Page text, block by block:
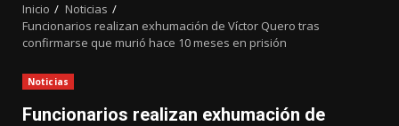
Inicio
Noticias
Funcionarios realizan exhumación de Víctor Quero tras
confirmarse que murió hace 10 meses en prisión
Noticias
Funcionarios realizan exhumación de